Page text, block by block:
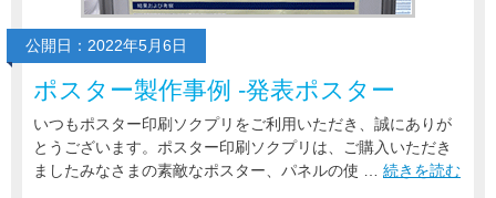
公開日：2022年5月6日
ポスター製作事例 -発表ポスター
いつもポスター印刷ソクプリをご利用いただき、誠にありが
とうございます。ポスター印刷ソクプリは、ご購入いただき
ましたみなさまの素敵なポスター、パネルの使 … 続きを読む